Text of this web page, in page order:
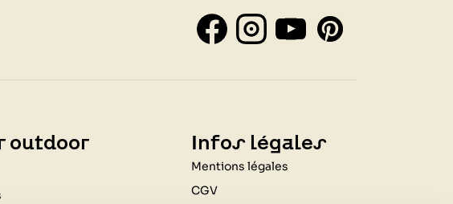
outdoor Infos légales
Mentions légales
CGV